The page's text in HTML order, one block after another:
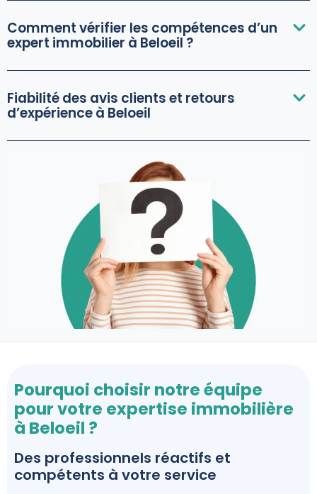
Comment vérifier les compétences d’un
expert immobilier à Beloeil ?
Fiabilité des avis clients et retours
d’expérience à Beloeil
Pourquoi choisir notre équipe
pour votre expertise immobilière
à Beloeil ?
Des professionnels réactifs et
compétents à votre service